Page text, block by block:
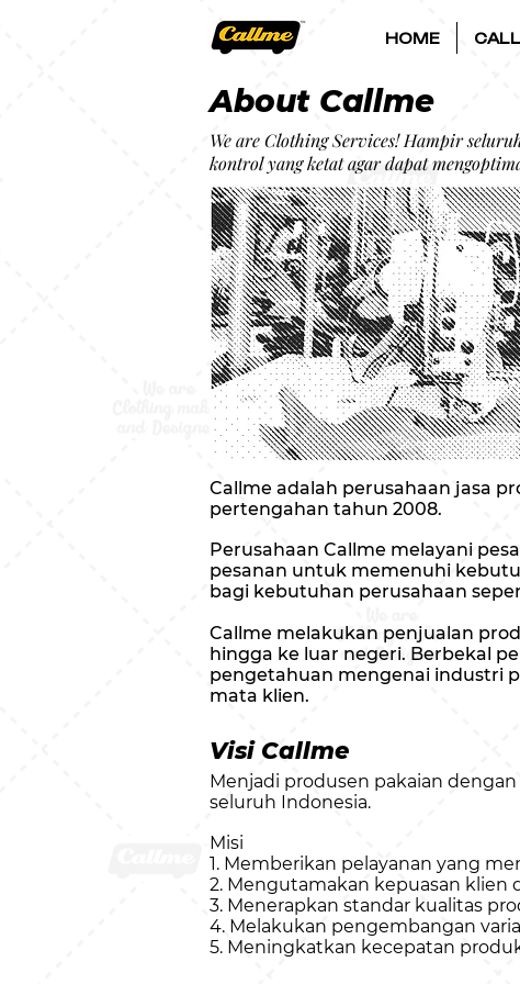
HOME
About Callme
We are Clothing Services! Hampir
kontrol yang ketat agar dapat
Callme adalah perusahaan jasa
pertengahan tahun 2008.
Perusahaan Callme melayani
pesanan untuk memenuhi
bagi kebutuhan perusahaan
Callme melakukan penjualan
hingga ke luar negeri. Berbekal
pengetahuan mengenai industri
mata klien.
Visi Callme
Menjadi produsen pakaian dengan
seluruh Indonesia.
Misi
1. Memberikan pelayanan yang
2. Mengutamakan kepuasan klien
3. Menerapkan standar kualitas
4. Melakukan pengembangan
5. Meningkatkan kecepatan